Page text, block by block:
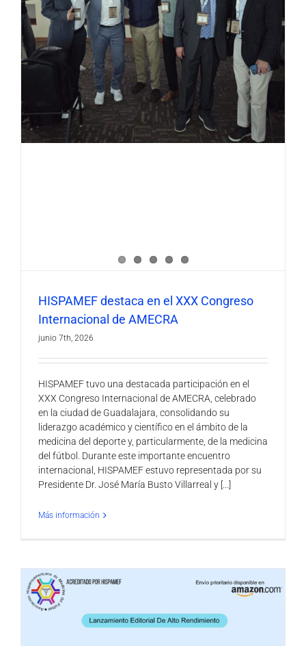
HISPAMEF destaca en el XXX Congreso
Internacional de AMECRA
junio 7th, 2026
HISPAMEF tuvo una destacada participación en el
XXX Congreso Internacional de AMECRA, celebrado
en la ciudad de Guadalajara, consolidando su
liderazgo académico y científico en el ámbito de la
medicina del deporte y, particularmente, de la medicina
del fútbol. Durante este importante encuentro
internacional, HISPAMEF estuvo representada por su
Presidente Dr. José María Busto Villarreal y [...]
Más información